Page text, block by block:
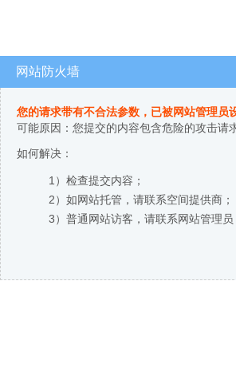
网站防火墙
您的请求带有不合法参数，已被网站管理员
可能原因：您提交的内容包含危险的攻击请
如何解决：
1）检查提交内容；
2）如网站托管，请联系空间提供商；
3）普通网站访客，请联系网站管理员